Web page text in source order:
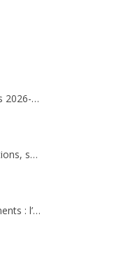
Les préinscriptions 2026-2027 ré-ouvriront le 20 août. Il reste quelques places !
Planning des auditions, séances d’essais et permanences professeurs
Prochains évènements : l’Amzov participe à la fête de la musique !!!